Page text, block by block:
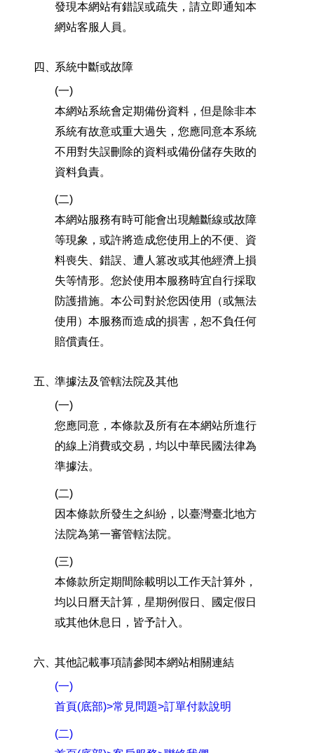
發現本網站有錯誤或疏失，請立即通知本
網站客服人員。
四、系統中斷或故障
(一)
本網站系統會定期備份資料，但是除非本
系統有故意或重大過失，您應同意本系統
不用對失誤刪除的資料或備份儲存失敗的
資料負責。
(二)
本網站服務有時可能會出現離斷線或故障
等現象，或許將造成您使用上的不便、資
料喪失、錯誤、遭人篡改或其他經濟上損
失等情形。您於使用本服務時宜自行採取
防護措施。本公司對於您因使用（或無法
使用）本服務而造成的損害，恕不負任何
賠償責任。
五、準據法及管轄法院及其他
(一)
您應同意，本條款及所有在本網站所進行
的線上消費或交易，均以中華民國法律為
準據法。
(二)
因本條款所發生之糾紛，以臺灣臺北地方
法院為第一審管轄法院。
(三)
本條款所定期間除載明以工作天計算外，
均以日曆天計算，星期例假日、國定假日
或其他休息日，皆予計入。
六、其他記載事項請參閱本網站相關連結
(一)
首頁(底部)>常見問題>訂單付款說明
(二)